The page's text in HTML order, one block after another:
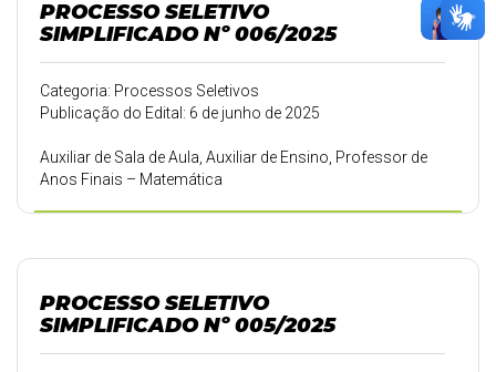
PROCESSO SELETIVO
SIMPLIFICADO Nº 006/2025
Categoria: Processos Seletivos
Publicação do Edital: 6 de junho de 2025
Auxiliar de Sala de Aula, Auxiliar de Ensino, Professor de
Anos Finais – Matemática
PROCESSO SELETIVO
SIMPLIFICADO Nº 005/2025